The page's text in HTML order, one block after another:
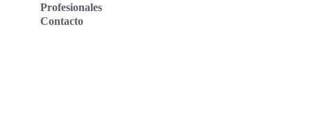
Profesionales
Contacto